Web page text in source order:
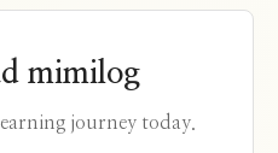
mimilog
journey today.